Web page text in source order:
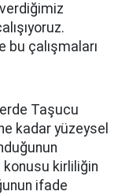
bu çalışmaları
Taşucu
kadar yüzeysel
kirliliğin
ifade